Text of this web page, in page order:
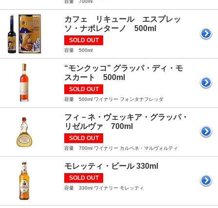
容量 700ml
カフェ リキュール エスプレッ
ソ・ナポレターノ 500ml
SOLD OUT
容量 500ml
“モンクッコ” グラッパ・ディ・モ
スカート 500ml
SOLD OUT
容量 500ml ワイナリー フォンタナフレッダ
フィ－ネ・ヴェッキア・グラッパ・
リゼルヴァ 700ml
SOLD OUT
容量 700ml ワイナリー カルペネ・マルヴォルティ
モレッティ・ビール 330ml
SOLD OUT
容量 330ml ワイナリー モレッティ